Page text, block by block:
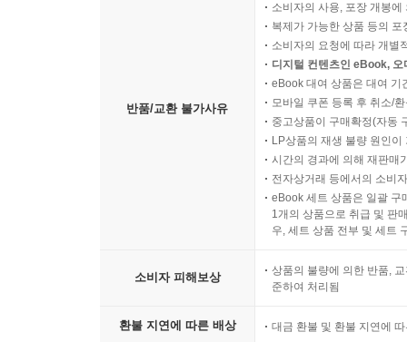
반품/교환 불가사유
소비자의 사용, 포장 개봉
복제가 가능한 상품 등의
소비자의 요청에 따라 개별
디지털 컨텐츠인 eBook,
eBook 대여 상품은 대여 기
모바일 쿠폰 등록 후 취소/
중고상품이 구매확정(자동
LP상품의 재생 불량 원인
시간의 경과에 의해 재판매
전자상거래 등에서의 소비
eBook 세트 상품은 일괄 구
1개의 상품으로 취급 및 판
우, 세트 상품 전부 및 세트
소비자 피해보상
상품의 불량에 의한 반품,
준하여 처리됨
환불 지연에 따른 배상 대금 환불 및 환불 지연에